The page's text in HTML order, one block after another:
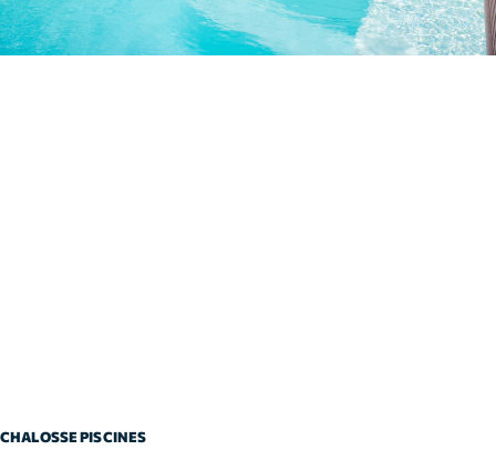
CHALOSSE PISCINES